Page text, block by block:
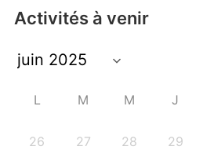
Activités à venir
L M M J
26 27 28 29